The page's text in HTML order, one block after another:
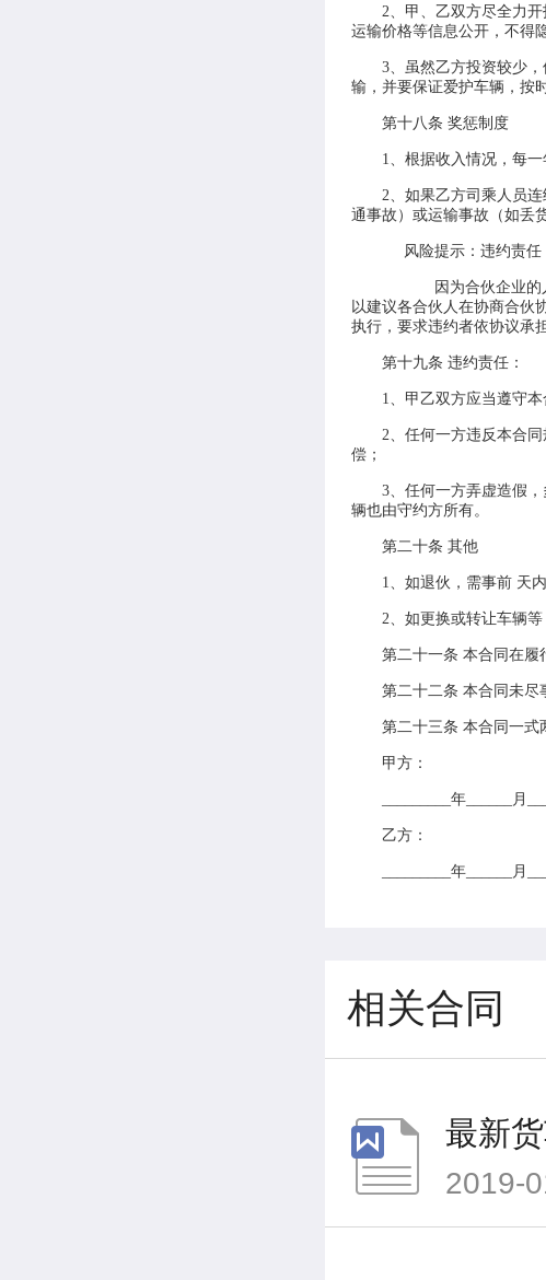
2、甲、乙双方尽全力
运输价格等信息公开，不得
3、虽然乙方投资较少
输，并要保证爱护车辆，按
第十八条 奖惩制度
1、根据收入情况，每
2、如果乙方司乘人员
通事故）或运输事故（如丢
风险提示：违约责任
因为合伙企业
以建议各合伙人在协商合伙
执行，要求违约者依协议承
第十九条 违约责任：
1、甲乙双方应当遵守
2、任何一方违反本合
偿；
3、任何一方弄虚造假
辆也由守约方所有。
第二十条 其他
1、如退伙，需事前 天
2、如更换或转让车辆等
第二十一条 本合同在履
第二十二条 本合同未尽
第二十三条 本合同一式
甲方：
_________年______月
乙方：
_________年______月
相关合同
最新
2019-